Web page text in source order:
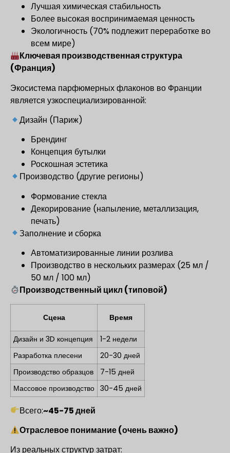
Лучшая химическая стабильность
Более высокая воспринимаемая ценность
Экологичность (70% подлежит переработке во
всем мире)
Ключевая производственная структура
(Франция)
Экосистема парфюмерных флаконов во Франции
является узкоспециализированной:
Дизайн (Париж)
Брендинг
Концепция бутылки
Роскошная эстетика
Производство (другие регионы)
Формование стекла
Декорирование (напыление, металлизация,
печать)
Заполнение и сборка
Автоматизированные линии розлива
Производство в нескольких размерах (25 мл /
50 мл / 100 мл)
Производственный цикл (типовой)
Сцена Время
Дизайн и 3D концепция
1-2 недели
Разработка плесени
20-30 дней
Производство образцов
7-15 дней
Массовое производство 30-45 дней
Всего:~45-75 дней
Отраслевое понимание (очень важно)
Из реальных структур затрат: